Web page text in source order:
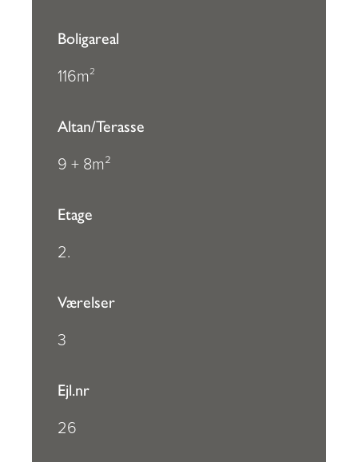
Boligareal
116m2
Altan/Terasse
9 + 8m²
Etage
2.
Værelser
3
Ejl.nr
26